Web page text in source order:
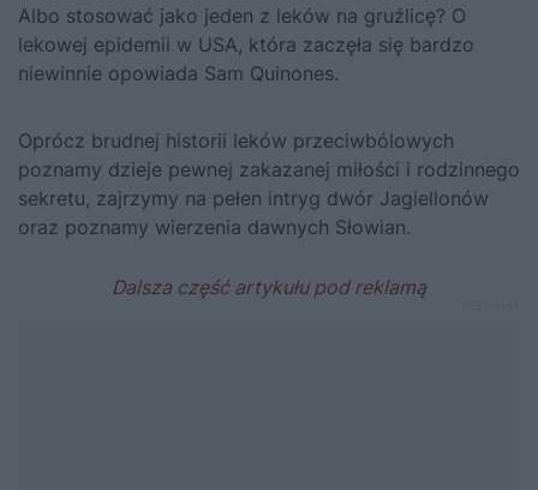
Albo stosować jako jeden z leków na gruźlicę? O
lekowej epidemii w USA, która zaczęła się bardzo
niewinnie opowiada Sam Quinones.
Oprócz brudnej historii leków przeciwbólowych
poznamy dzieje pewnej zakazanej miłości i rodzinnego
sekretu, zajrzymy na pełen intryg dwór Jagiellonów
oraz poznamy wierzenia dawnych Słowian.